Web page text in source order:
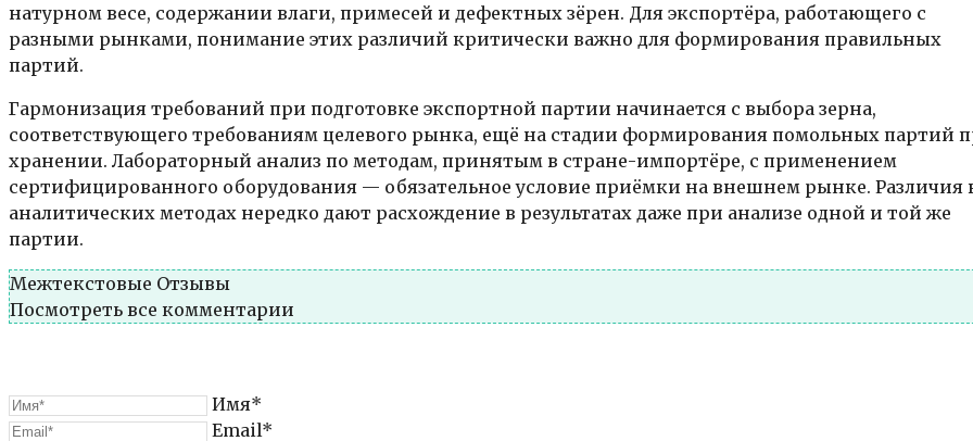
натурном весе, содержании влаги, примесей и дефектных зёрен. Для экспортёра, работающего с
разными рынками, понимание этих различий критически важно для формирования правильных
партий.
Гармонизация требований при подготовке экспортной партии начинается с выбора зерна,
соответствующего требованиям целевого рынка, ещё на стадии формирования помольных партий
хранении. Лабораторный анализ по методам, принятым в стране-импортёре, с применением
сертифицированного оборудования — обязательное условие приёмки на внешнем рынке. Различия
аналитических методах нередко дают расхождение в результатах даже при анализе одной и той же
партии.
Межтекстовые Отзывы
Посмотреть все комментарии
Имя*
Email*